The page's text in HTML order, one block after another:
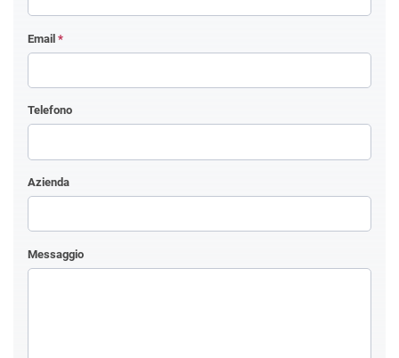
Email *
Telefono
Azienda
Messaggio